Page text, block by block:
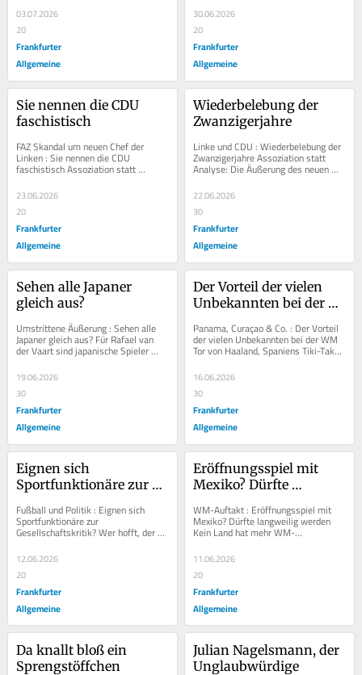
was soll die...
03.07.2026
20
Frankfurter
Allgemeine
einem Pflichtspiel...
30.06.2026
20
Frankfurter
Allgemeine
Sie nennen die CDU
faschistisch
FAZ Skandal um neuen Chef der
Linken : Sie nennen die CDU
faschistisch Assoziation statt
Vorsitzenden der...
23.06.2026
20
Frankfurter
Allgemeine
Wiederbelebung der
Zwanzigerjahre
Linke und CDU : Wiederbelebung der
Zwanzigerjahre Assoziation statt
Analyse: Die Äußerung des neuen
Vorsitzenden der Linkspartei über die
CDU zeugt...
22.06.2026
30
Frankfurter
Allgemeine
Sehen alle Japaner
gleich aus?
Umstrittene Äußerung : Sehen alle
Japaner gleich aus? Für Rafael van
der Vaart sind japanische Spieler
schwer zu decken, weil sich ihr
Aussehen so...
19.06.2026
30
Frankfurter
Allgemeine
Der Vorteil der vielen
Unbekannten bei der
Panama, Curaçao & Co. : Der Vorteil
der vielen Unbekannten bei der WM
Tor von Haaland, Spaniens Tiki-Taka:
Normalerweise können wir beim...
16.06.2026
30
Frankfurter
Allgemeine
Eignen sich
Sportfunktionäre zur
Fußball und Politik : Eignen sich
Sportfunktionäre zur
Gesellschaftskritik? Wer hofft, der
Geist der Infantinos möge sich nicht
durchsetzen, kann...
12.06.2026
20
Frankfurter
Allgemeine
Eröffnungsspiel mit
Mexiko? Dürfte
WM-Auftakt : Eröffnungsspiel mit
Mexiko? Dürfte langweilig werden
Kein Land hat mehr WM-
Mexiko. Deren Bilanz...
11.06.2026
20
Frankfurter
Allgemeine
Da knallt bloß ein
Sprengstöffchen
Julian Nagelsmann, der
Unglaubwürdige